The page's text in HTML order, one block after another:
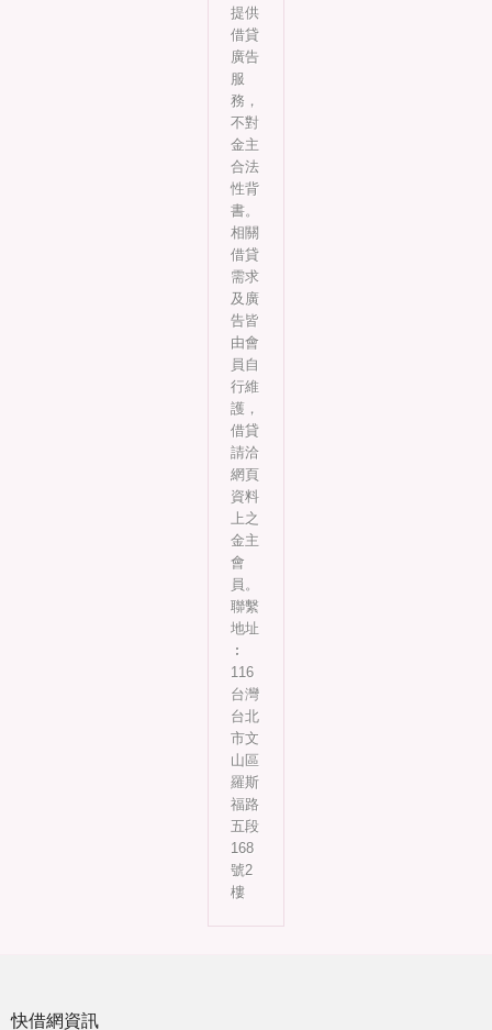
提供
借貸
廣告
服
務，
不對
金主
合法
性背
書。
相關
借貸
需求
及廣
告皆
由會
員自
行維
護，
借貸
請洽
網頁
資料
上之
金主
會
員。
聯繫
地址
︰
116
台灣
台北
市文
山區
羅斯
福路
五段
168
號2
樓
快借網資訊